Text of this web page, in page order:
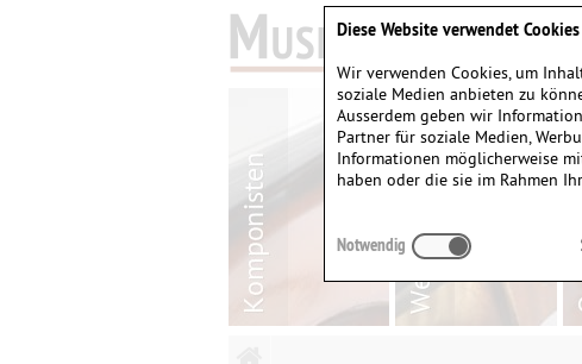
Diese Website verwendet Cookies
Wir verwenden Cookies, um
soziale Medien anbieten zu
Ausserdem geben wir
Partner für soziale Medien,
Informationen möglicherweise
haben oder die sie im Rahmen
Notwendig